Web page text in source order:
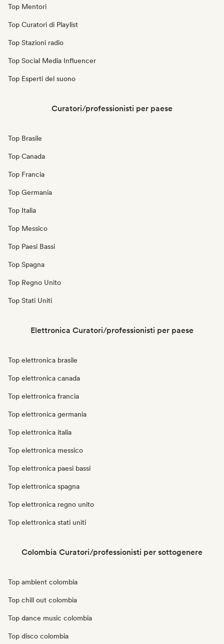
Top Mentori
Top Curatori di Playlist
Top Stazioni radio
Top Social Media Influencer
Top Esperti del suono
Curatori/professionisti per paese
Top Brasile
Top Canada
Top Francia
Top Germania
Top Italia
Top Messico
Top Paesi Bassi
Top Spagna
Top Regno Unito
Top Stati Uniti
Elettronica Curatori/professionisti per paese
Top elettronica brasile
Top elettronica canada
Top elettronica francia
Top elettronica germania
Top elettronica italia
Top elettronica messico
Top elettronica paesi bassi
Top elettronica spagna
Top elettronica regno unito
Top elettronica stati uniti
Colombia Curatori/professionisti per sottogenere
Top ambient colombia
Top chill out colombia
Top dance music colombia
Top disco colombia